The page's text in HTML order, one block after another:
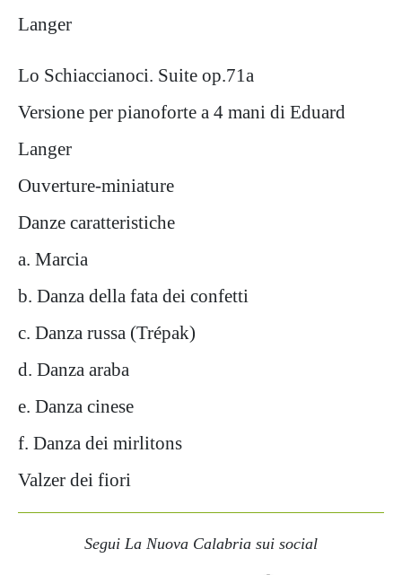
Langer
Lo Schiaccianoci. Suite op.71a
Versione per pianoforte a 4 mani di Eduard
Langer
Ouverture-miniature
Danze caratteristiche
a. Marcia
b. Danza della fata dei confetti
c. Danza russa (Trépak)
d. Danza araba
e. Danza cinese
f. Danza dei mirlitons
Valzer dei fiori
Segui La Nuova Calabria sui social